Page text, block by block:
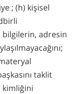
; (h) kişisel
bilgilerin, adresin
taklit
kimliğini